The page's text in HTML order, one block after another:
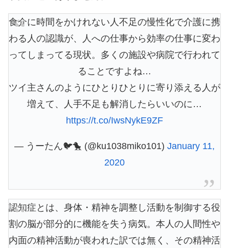
食介に時間をかけれない人不足の慢性化で介護に携
わる人の認識が、人への仕事から効率の仕事に変わ
ってしまってる現状。多くの施設や病院で行われて
ることですよね…
ツイ主さんのようにひとりひとりに寄り添える人が
増えて、人手不足も解消したらいいのに…
https://t.co/IwsNykE9ZF
— うーたん🐦🐤 (@ku1038miko101) January 11,
2020
認知症とは、身体・精神を調整し活動を制御する役
割の脳が部分的に機能を失う病気。本人の人間性や
内面の精神活動が喪われた訳では無く、その精神活